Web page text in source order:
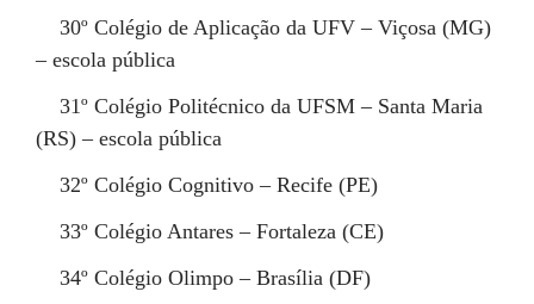
30º Colégio de Aplicação da UFV – Viçosa (MG)
– escola pública
31º Colégio Politécnico da UFSM – Santa Maria
(RS) – escola pública
32º Colégio Cognitivo – Recife (PE)
33º Colégio Antares – Fortaleza (CE)
34º Colégio Olimpo – Brasília (DF)